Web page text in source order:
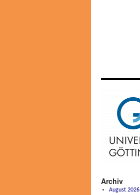
Archiv
August 2026